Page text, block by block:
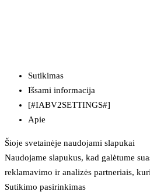
Sutikimas
Išsami informacija
[#IABV2SETTINGS#]
Apie
Šioje svetainėje naudojami slapukai
Naudojame slapukus, kad galėtume
reklamavimo ir analizės partneriais,
Sutikimo pasirinkimas